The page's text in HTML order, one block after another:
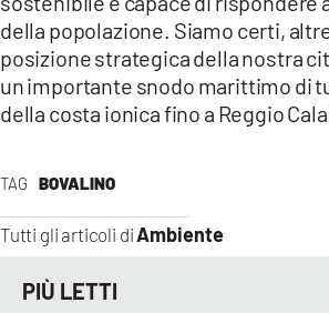
TAG BOVALINO
Tutti gli articoli diAmbiente
della popolazione. Siamo certi,
posizione strategica della nostra
un importante snodo marittimo di
della costa ionica fino a Reggio
PIÙ LETTI